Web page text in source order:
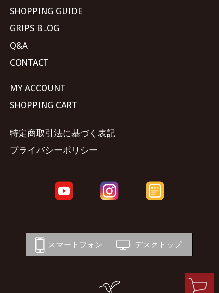
SHOPPING GUIDE
GRIPS BLOG
Q&A
CONTACT
MY ACCOUNT
SHOPPING CART
特定商取引法に基づく表記
プライバシーポリシー
スマートフォン デスクトップ